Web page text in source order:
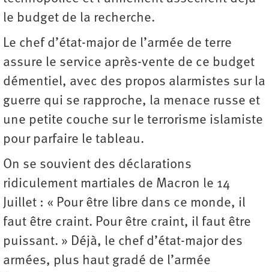
le budget de la recherche.
Le chef d’état-major de l’armée de terre
assure le service après-vente de ce budget
démentiel, avec des propos alarmistes sur la
guerre qui se rapproche, la menace russe et
une petite couche sur le terrorisme islamiste
pour parfaire le tableau.
On se souvient des déclarations
ridiculement martiales de Macron le 14
Juillet : « Pour être libre dans ce monde, il
faut être craint. Pour être craint, il faut être
puissant. » Déjà, le chef d’état-major des
armées, plus haut gradé de l’armée